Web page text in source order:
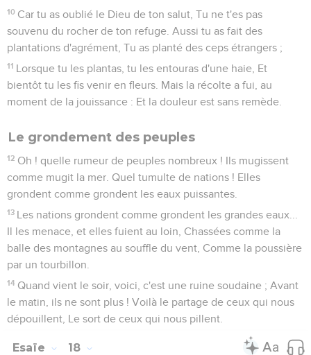
10 Car tu as oublié le Dieu de ton salut, Tu ne t'es pas
souvenu du rocher de ton refuge. Aussi tu as fait des
plantations d'agrément, Tu as planté des ceps étrangers ;
11 Lorsque tu les plantas, tu les entouras d'une haie, Et
bientôt tu les fis venir en fleurs. Mais la récolte a fui, au
moment de la jouissance : Et la douleur est sans remède.
Le grondement des peuples
12 Oh ! quelle rumeur de peuples nombreux ! Ils mugissent
comme mugit la mer. Quel tumulte de nations ! Elles
grondent comme grondent les eaux puissantes.
13 Les nations grondent comme grondent les grandes eaux...
Il les menace, et elles fuient au loin, Chassées comme la
balle des montagnes au souffle du vent, Comme la poussière
par un tourbillon.
14 Quand vient le soir, voici, c'est une ruine soudaine ; Avant
le matin, ils ne sont plus ! Voilà le partage de ceux qui nous
dépouillent, Le sort de ceux qui nous pillent.
Esaïe 18